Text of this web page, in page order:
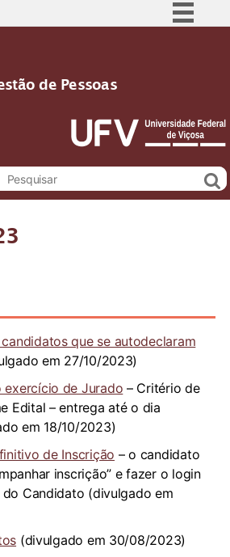
Participe
Acesso à informação
Legislação
Canais
de Pessoas
que se autodeclaram
em 27/10/2023)
de Jurado – Critério de
Edital – entrega até o dia
em 18/10/2023)
de Inscrição – o candidato
inscrição” e fazer o login
do Candidato (divulgado em
(divulgado em 30/08/2023)